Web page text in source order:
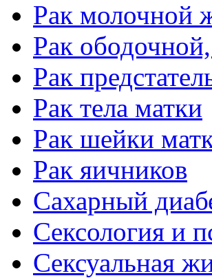
Рак молочной
Рак
Рак
Рак тела матки
Рак шейки
Рак яичников
Сахарный
Сексология и
Сексуальная